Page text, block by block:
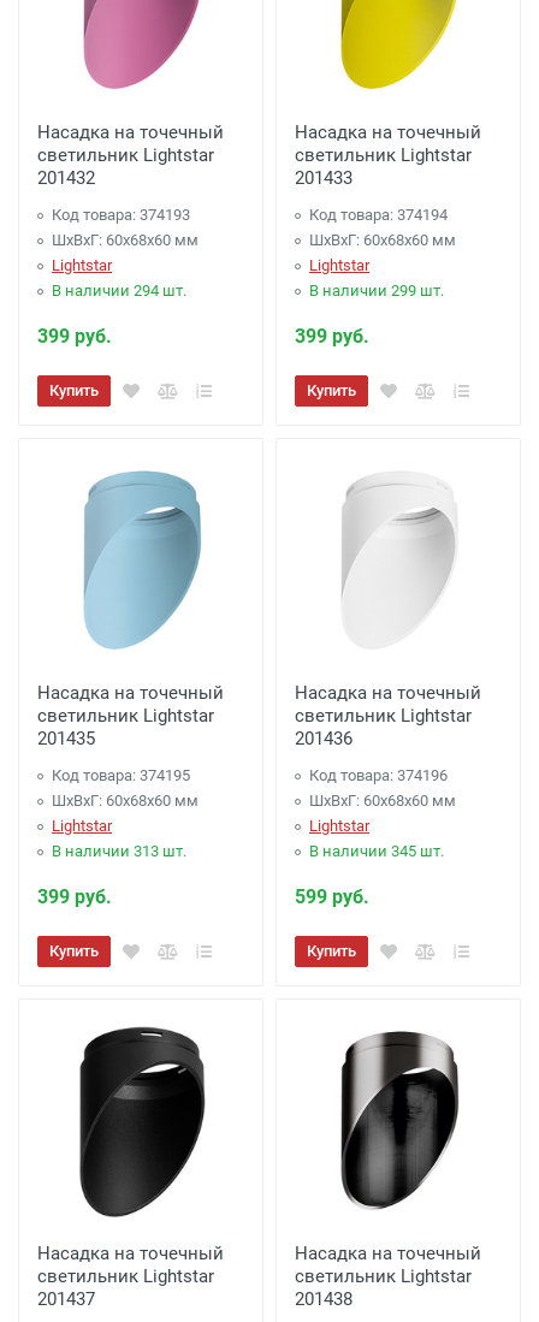
Насадка на точечный
светильник Lightstar
201432
Код товара: 374193
ШхВхГ: 60x68x60 мм
Lightstar
В наличии 294 шт.
399 руб.
Купить
Насадка на точечный
светильник Lightstar
201433
Код товара: 374194
ШхВхГ: 60x68x60 мм
Lightstar
В наличии 299 шт.
399 руб.
Купить
Насадка на точечный
светильник Lightstar
201435
Код товара: 374195
ШхВхГ: 60x68x60 мм
Lightstar
В наличии 313 шт.
399 руб.
Купить
Насадка на точечный
светильник Lightstar
201436
Код товара: 374196
ШхВхГ: 60x68x60 мм
Lightstar
В наличии 345 шт.
599 руб.
Купить
Насадка на точечный
светильник Lightstar
201437
Насадка на точечный
светильник Lightstar
201438